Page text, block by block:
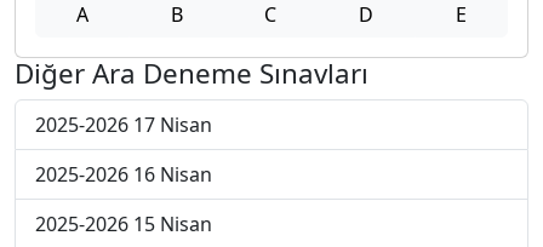
A B C D E
Diğer Ara Deneme Sınavları
2025-2026 17 Nisan
2025-2026 16 Nisan
2025-2026 15 Nisan